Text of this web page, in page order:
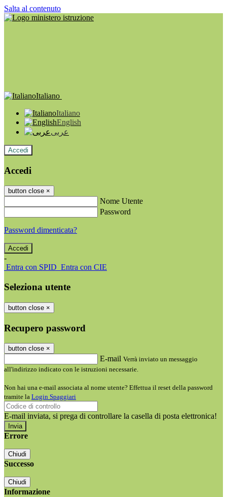
Salta al contenuto
Italiano
Italiano
English
عربى
Accedi
Accedi
button close ×
Nome Utente
Password
Password dimenticata?
-
Entra con SPID Entra con CIE
Seleziona utente
button close ×
Recupero password
button close ×
E-mail Verrà inviato un messaggio
all'indirizzo indicato con le istruzioni necessarie.
Non hai una e-mail associata al nome utente? Effettua il reset della password
tramite la Login Spaggiari
E-mail inviata, si prega di controllare la casella di posta elettronica!
Errore
Chiudi
Successo
Chiudi
Informazione